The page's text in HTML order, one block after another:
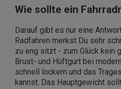
Wie sollte ein
Darauf gibt es nur eine
Radfahren merkst Du sehr
zu eng sitzt - zum Glück kein
Brust- und Hüftgurt bei
schnell lockern und das
kannst. Das Hauptgewicht